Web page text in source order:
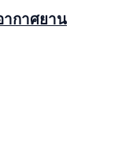
กาศยาน